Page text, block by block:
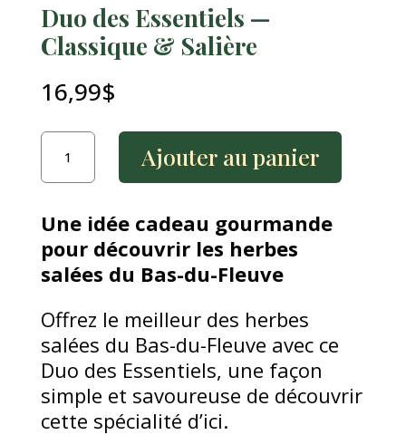
Duo des Essentiels —
Classique & Salière
16,99$
quantité
des
Essentiels
—
&
Salière
Ajouter au panier
Une idée cadeau gourmande
pour découvrir les herbes
salées du Bas-du-Fleuve
Offrez le meilleur des herbes
salées du Bas-du-Fleuve avec ce
Duo des Essentiels, une façon
simple et savoureuse de découvrir
cette spécialité d’ici.